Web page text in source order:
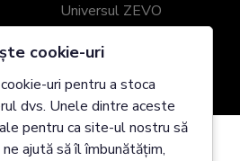
Universul ZEVO
Showroom ZEVO
Genți și Portofele din
cookie-uri
uri pentru a stoca
dvs. Unele dintre aceste
pentru ca site-ul nostru să
ajută să îl îmbunătățim,